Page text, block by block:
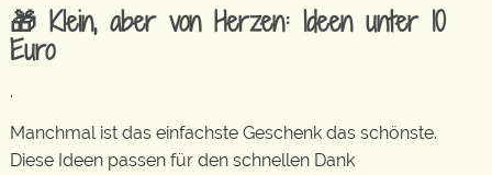
🎁 Klein, aber von Herzen: Ideen unter 10
Euro
.
Manchmal ist das einfachste Geschenk das schönste.
Diese Ideen passen für den schnellen Dank